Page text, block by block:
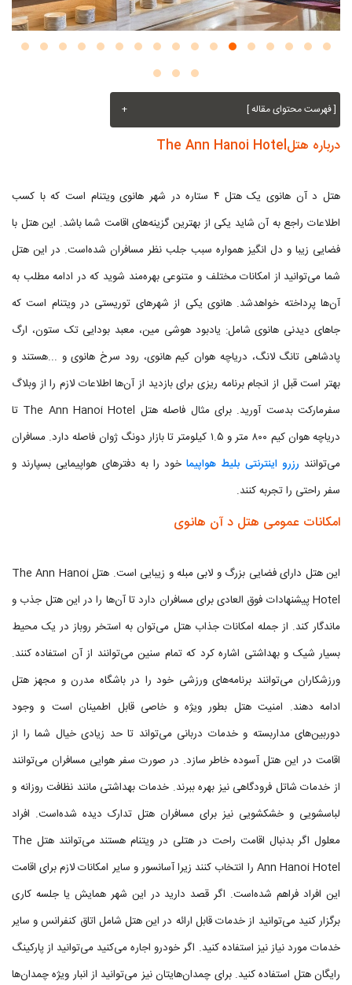
[ فهرست محتوای مقاله ] +
درباره هتلThe Ann Hanoi Hotel
هتل د آن هانوی یک هتل ۴ ستاره در شهر هانوی ویتنام است که با کسب
اطلاعات راجع به آن شاید یکی از بهترین گزینه‌های اقامت شما باشد. این هتل با
فضایی زیبا و دل انگیز همواره سبب جلب نظر مسافران شده‌است. در این هتل
شما می‌توانید از امکانات مختلف و متنوعی بهره‌مند شوید که در ادامه مطلب به
آن‌ها پرداخته خواهدشد. هانوی یکی از شهرهای توریستی در ویتنام است که
جاهای دیدنی هانوی شامل: یادبود هوشی مین، معبد بودایی تک ستون، ارگ
پادشاهی تانگ لانگ، دریاچه هوان کیم هانوی، رود سرخ هانوی و ...هستند و
بهتر است قبل از انجام برنامه ریزی برای بازدید از آن‌ها اطلاعات لازم را از وبلاگ
سفرمارکت بدست آورید. برای مثال فاصله هتل The Ann Hanoi Hotel تا
دریاچه هوان کیم ۸۰۰ متر و ۱.۵ کیلومتر تا بازار دونگ ژوان فاصله دارد. مسافران
می‌توانند رزرو اینترنتی بلیط هواپیماخود را به دفترهای هواپیمایی بسپارند و
سفر راحتی را تجربه کنند.
امکانات عمومی هتل د آن هانوی
این هتل دارای فضایی بزرگ و لابی مبله و زیبایی است. هتل The Ann Hanoi
Hotel پیشنهادات فوق العادی برای مسافران دارد تا آن‌ها را در این هتل جذب و
ماندگار کند. از جمله امکانات جذاب هتل می‌توان به استخر روباز در یک محیط
بسیار شیک و بهداشتی اشاره کرد که تمام سنین می‌توانند از آن استفاده کنند.
ورزشکاران می‌توانند برنامه‌های ورزشی خود را در باشگاه مدرن و مجهز هتل
ادامه دهند. امنیت هتل بطور ویژه و خاصی قابل اطمینان است و وجود
دوربین‌های مداربسته و خدمات دربانی می‌تواند تا حد زیادی خیال شما را از
اقامت در این هتل آسوده خاطر سازد. در صورت سفر هوایی مسافران می‌توانند
از خدمات شاتل فرودگاهی نیز بهره ببرند. خدمات بهداشتی مانند نظافت روزانه و
لباسشویی و خشکشویی نیز برای مسافران هتل تدارک دیده شده‌است. افراد
معلول اگر بدنبال اقامت راحت در هتلی در ویتنام هستند می‌توانند هتل The
Ann Hanoi Hotel را انتخاب کنند زیرا آسانسور و سایر امکانات لازم برای اقامت
این افراد فراهم شده‌است. اگر قصد دارید در این شهر همایش یا جلسه کاری
برگزار کنید می‌توانید از خدمات قابل ارائه در این هتل شامل اتاق کنفرانس و سایر
خدمات مورد نیاز نیز استفاده کنید. اگر خودرو اجاره می‌کنید می‌توانید از پارکینگ
رایگان هتل استفاده کنید. برای چمدان‌هایتان نیز می‌توانید از انبار ویژه چمدان‌ها